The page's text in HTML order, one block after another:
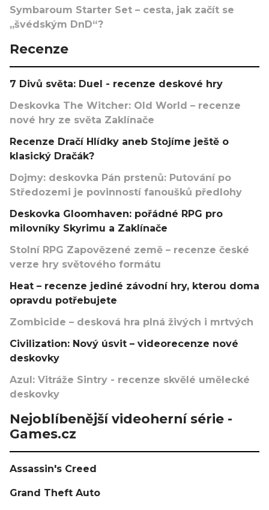
Symbaroum Starter Set – cesta, jak začít se
„švédským DnD“?
Recenze
7 Divů světa: Duel - recenze deskové hry
Deskovka The Witcher: Old World – recenze
nové hry ze světa Zaklínače
Recenze Dračí Hlídky aneb Stojíme ještě o
klasický Dračák?
Dojmy: deskovka Pán prstenů: Putování po
Středozemi je povinností fanoušků předlohy
Deskovka Gloomhaven: pořádné RPG pro
milovníky Skyrimu a Zaklínače
Stolní RPG Zapovězené země – recenze české
verze hry světového formátu
Heat – recenze jediné závodní hry, kterou doma
opravdu potřebujete
Zombicide – desková hra plná živých i mrtvých
Civilization: Nový úsvit – videorecenze nové
deskovky
Azul: Vitráže Sintry - recenze skvělé umělecké
deskovky
Nejoblíbenější videoherní série -
Games.cz
Assassin's Creed
Grand Theft Auto